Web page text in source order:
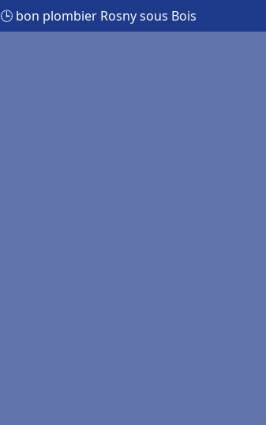
🕒 bon plombier Rosny sous Bois